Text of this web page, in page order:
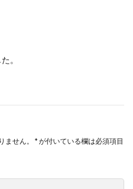
。
ません。 *が付いている欄は必須項目